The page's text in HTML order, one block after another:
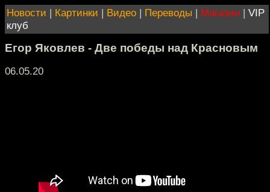
Новости | Картинки | Видео | Переводы | Магазин | VIP
клуб
Егор Яковлев - Две победы над Красновым
06.05.20